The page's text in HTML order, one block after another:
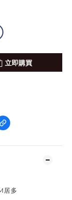
立即購買
居多